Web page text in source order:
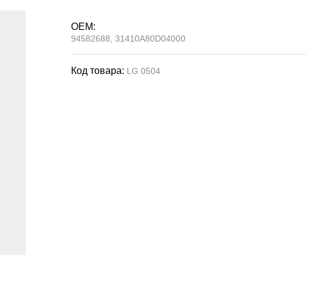
OEM:
94582688, 31410A80D04000
Код товара: LG 0504